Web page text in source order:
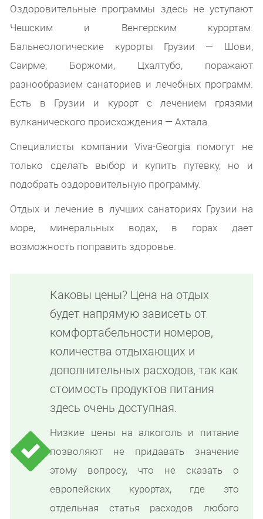
Оздоровительные программы здесь не уступают
Чешским и Венгерским курортам.
Бальнеологические курорты Грузии — Шови,
Саирме, Боржоми, Цхалтубо, поражают
разнообразием санаториев и лечебных программ.
Есть в Грузии и курорт с лечением грязями
вулканического происхождения — Ахтала.
Специалисты компании Viva-Georgia помогут не
только сделать выбор и купить путевку, но и
подобрать оздоровительную программу.
Отдых и лечение в лучших санаториях Грузии на
море, минеральных водах, в горах дает
возможность поправить здоровье.
Каковы цены? Цена на отдых
будет напрямую зависеть от
комфортабельности номеров,
количества отдыхающих и
дополнительных расходов, так как
стоимость продуктов питания
здесь очень доступная.
Низкие цены на алкоголь и питание
позволяют не придавать значение
этому вопросу, что не сказать о
европейских курортах, где это
отдельная статья расходов любого